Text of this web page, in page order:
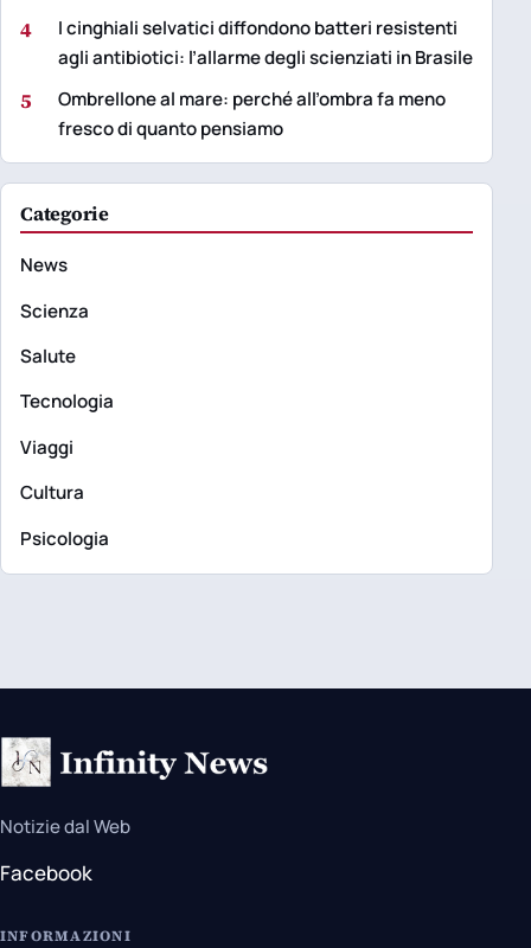
4
I cinghiali selvatici diffondono batteri resistenti
agli antibiotici: l’allarme degli scienziati in Brasile
5
Ombrellone al mare: perché all’ombra fa meno
fresco di quanto pensiamo
Categorie
News
Scienza
Salute
Tecnologia
Viaggi
Cultura
Psicologia
Notizie dal Web
Facebook
INFORMAZIONI